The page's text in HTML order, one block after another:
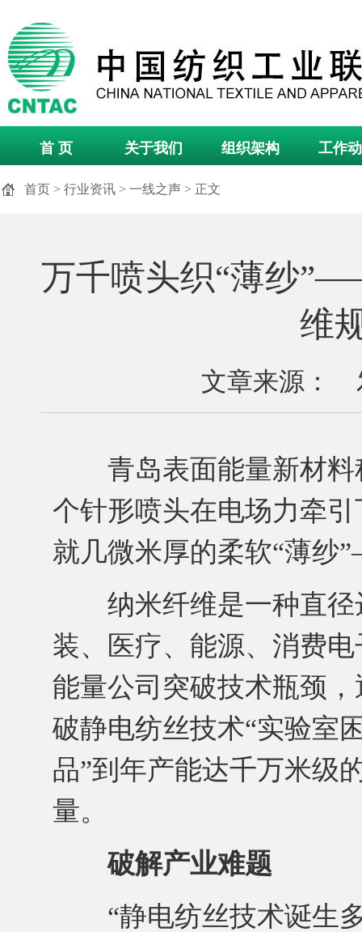
首 页 关于我们 组织架构 工作
首页 > 行业资讯 > 一线之声 > 正文
万千喷头织“薄纱
维
文章来源：
青岛表面能量新材料
个针形喷头在电场力牵
就几微米厚的柔软“薄
纳米纤维是一种直径
装、医疗、能源、消费
能量公司突破技术瓶颈
破静电纺丝技术“实验室
品”到年产能达千万米级
量。
破解产业难题
“静电纺丝技术诞生多